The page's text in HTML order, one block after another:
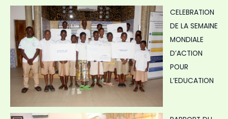
CELEBRATION
DE LA SEMAINE
MONDIALE
D’ACTION
POUR
L’EDUCATION